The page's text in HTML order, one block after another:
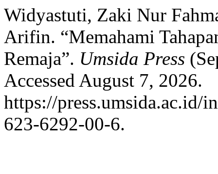
Widyastuti, Zaki Nur
Arifin. “Memahami
Remaja”. Umsida Press
Accessed August 7, 2026.
https://press.umsida.ac.id/
623-6292-00-6.